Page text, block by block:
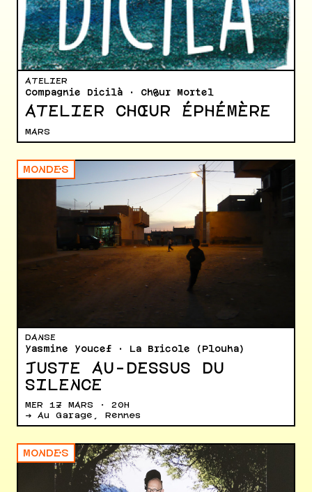
ATELIER
Compagnie Dicilà · Chœur Mortel
ATELIER CHŒUR ÉPHÉMÈRE
MARS
MONDE·S
DANSE
Yasmine Youcef · La Bricole (Plouha)
JUSTE AU-DESSUS DU
SILENCE
MER 17 MARS · 20H
→ Au Garage, Rennes
MONDE·S